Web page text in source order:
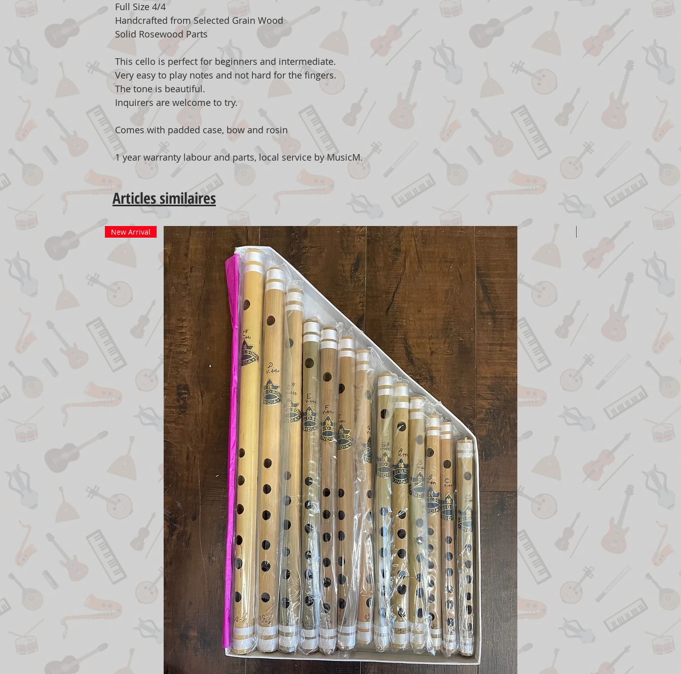
Full Size 4/4
Handcrafted from Selected Grain Wood
Solid Rosewood Parts
This cello is perfect for beginners and intermediate.
Very easy to play notes and not hard for the fingers.
The tone is beautiful.
Inquirers are welcome to try.
Comes with padded case, bow and rosin
1 year warranty labour and parts, local service by MusicM.
Articles similaires
New Arrival